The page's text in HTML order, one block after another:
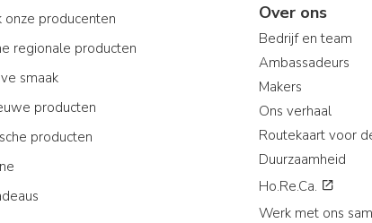
onze producenten
regionale producten
smaak
producten
producten
Over ons
Bedrijf en team
Ambassadeurs
Makers
Ons verhaal
Routekaart voor
Duurzaamheid
Ho.Re.Ca.
Werk met ons